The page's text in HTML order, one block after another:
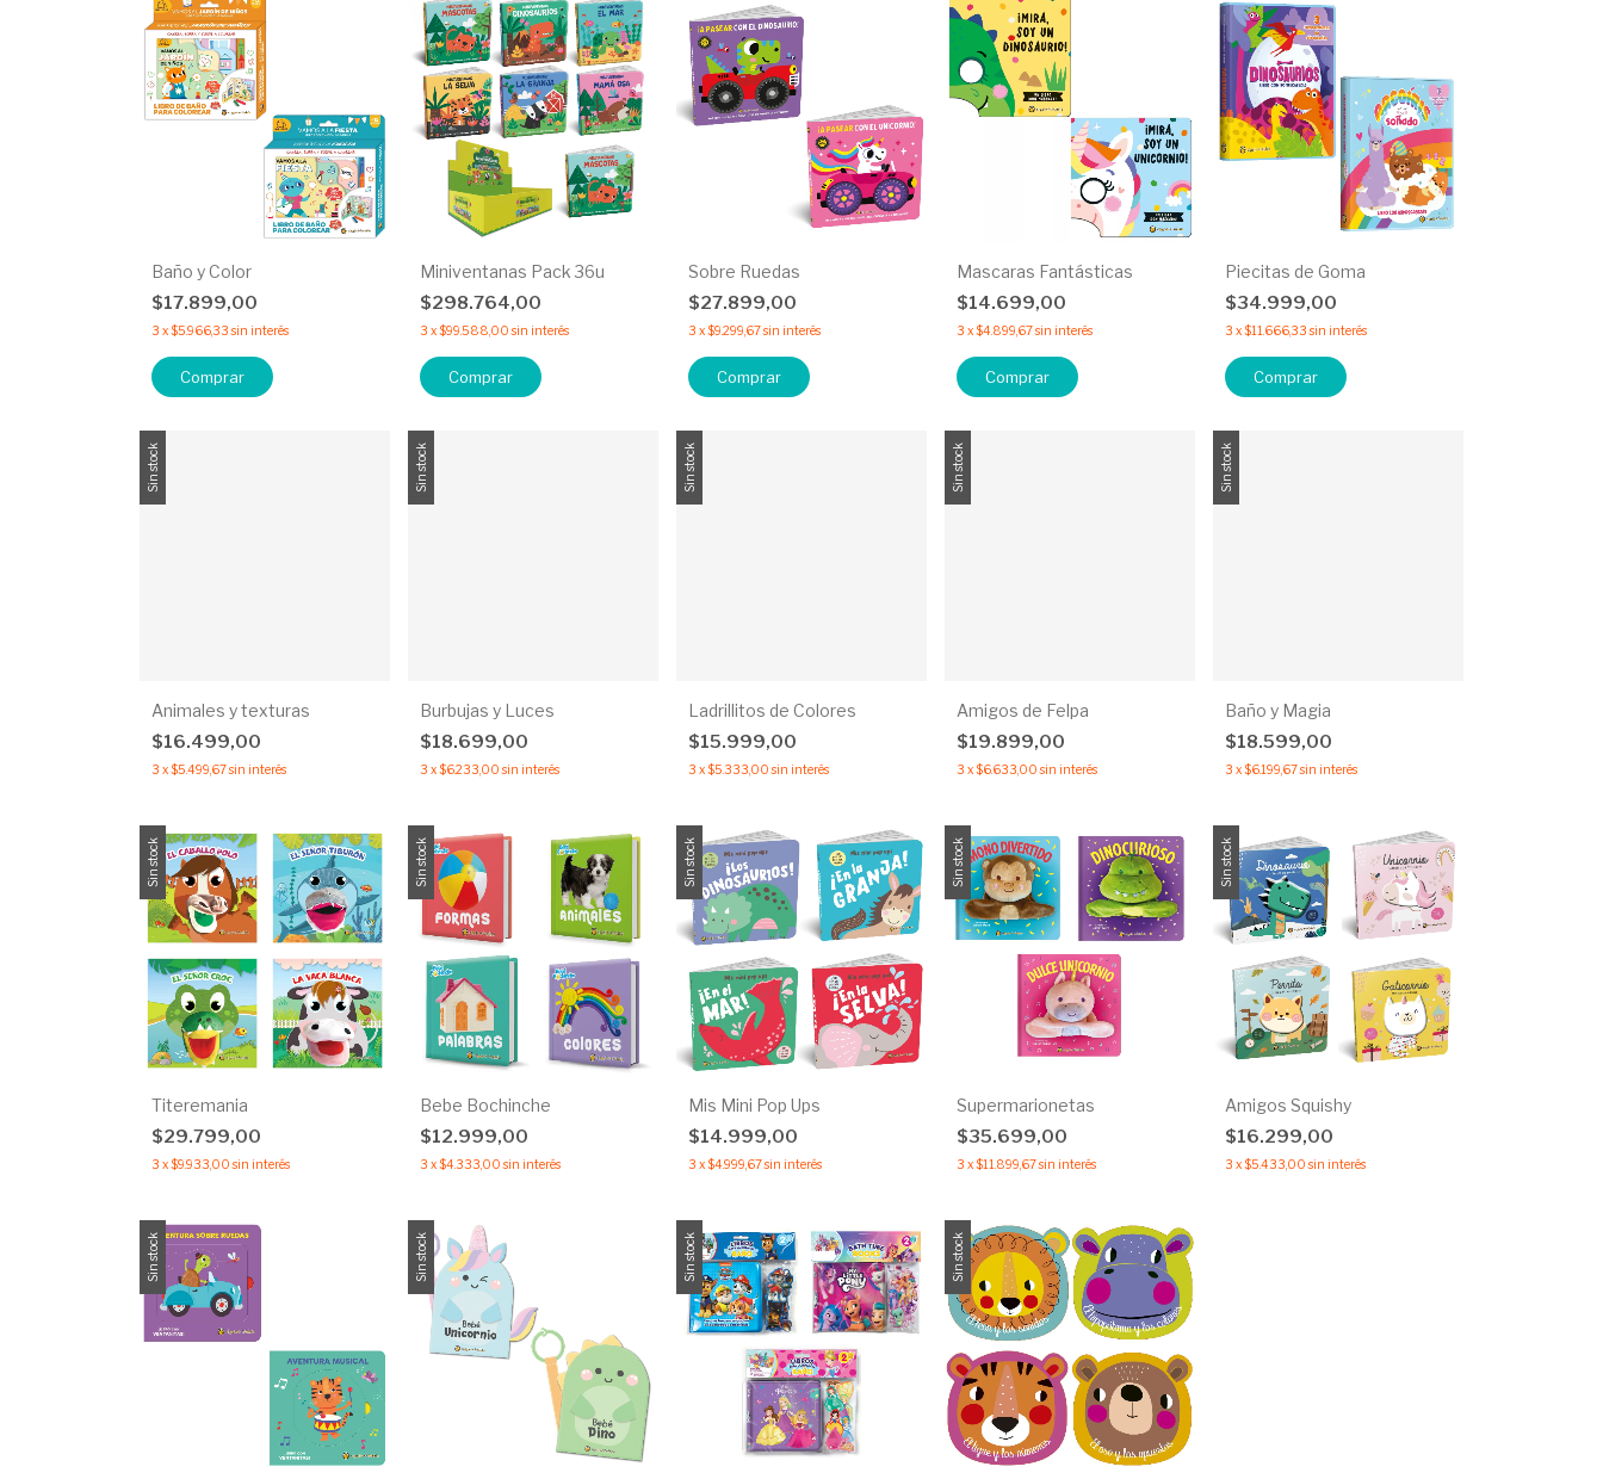
Baño y Color
$17.899,00
3 x$5.966,33 sin interés
Comprar
Miniventanas Pack 36u
$298.764,00
3 x$99.588,00 sin interés
Sobre Ruedas
$27.899,00
3 x$9.299,67sin interés
Comprar
Mascaras Fantásticas
$14.699,00
3 x$4.899,67sin interés
Comprar
Piecitas de Goma
$34.999,00
3 x$11.666,33 sin interés
Comprar
Sin stock
Animales y texturas
$16.499,00
3 x$5.499,67sin interés
Sin stock
Burbujas y Luces
$18.699,00
3 x$6.233,00 sin interés
Sin stock
Ladrillitos de Colores
$15.999,00
3 x$5.333,00 sin interés
Sin stock
Amigos de Felpa
$19.899,00
3 x$6.633,00 sin interés
Sin stock
Baño y Magia
$18.599,00
3 x$6.199,67sin interés
Sin stock
Titeremania
$29.799,00
3 x$9.933,00 sin interés
Sin stock
Bebe Bochinche
$12.999,00
3 x$4.333,00 sin interés
Sin stock
Mis Mini Pop Ups
$14.999,00
3 x$4.999,67sin interés
Sin stock
Supermarionetas
$35.699,00
3 x$11.899,67sin interés
Sin stock
Amigos Squishy
$16.299,00
3 x$5.433,00 sin interés
Sin stock Sin stock Sin stock Sin stock